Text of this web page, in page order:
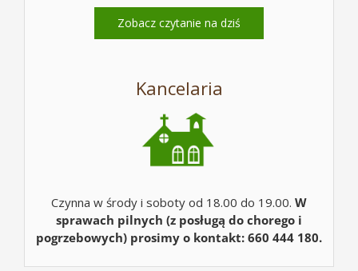
Zobacz czytanie na dziś
Kancelaria
Czynna w środy i soboty od 18.00 do 19.00. W
sprawach pilnych (z posługą do chorego i
pogrzebowych) prosimy o kontakt: 660 444 180.